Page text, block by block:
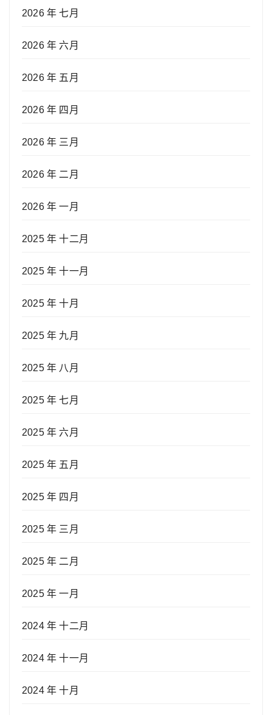
2026 年 七月
2026 年 六月
2026 年 五月
2026 年 四月
2026 年 三月
2026 年 二月
2026 年 一月
2025 年 十二月
2025 年 十一月
2025 年 十月
2025 年 九月
2025 年 八月
2025 年 七月
2025 年 六月
2025 年 五月
2025 年 四月
2025 年 三月
2025 年 二月
2025 年 一月
2024 年 十二月
2024 年 十一月
2024 年 十月